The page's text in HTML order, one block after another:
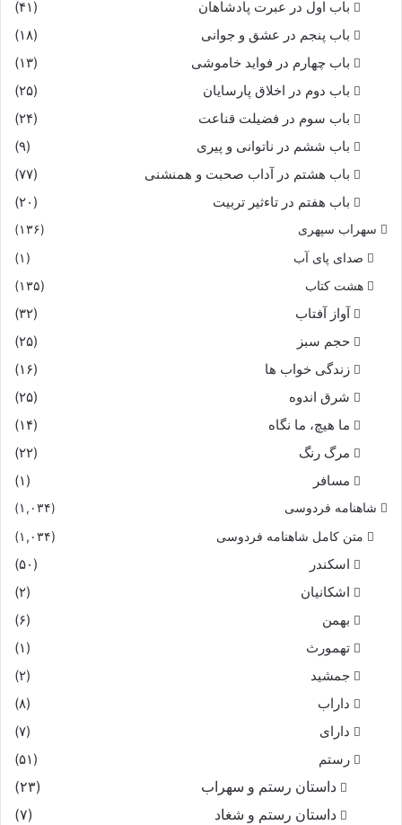
باب اول در عبرت پادشاهان
(۴۱)
باب پنجم در عشق و جوانى
(۱۸)
باب چهارم در فواید خاموشى
(۱۳)
باب دوم در اخلاق پارسایان
(۲۵)
باب سوم در فضیلت قناعت
(۲۴)
باب ششم در ناتوانى و پیرى
(۹)
باب هشتم در آداب صحبت و همنشنى
(۷۷)
باب هفتم در تاءثیر تربیت
(۲۰)
سهراب سپهری (۱۳۶)
صدای پای آب
(۱)
هشت کتاب
(۱۳۵)
آواز آفتاب
(۳۲)
حجم سبز
(۲۵)
زندگی خواب ها
(۱۶)
شرق اندوه
(۲۵)
ما هیچ، ما نگاه
(۱۴)
مرگ رنگ
(۲۲)
مسافر
(۱)
شاهنامه فردوسی (۱,۰۳۴)
متن کامل شاهنامه فردوسی (۱,۰۳۴)
اسکندر
(۵۰)
اشکانیان
(۲)
بهمن
(۶)
تهمورث
(۱)
جمشید
(۲)
داراب
(۸)
دارای
(۷)
رستم
(۵۱)
داستان رستم و سهراب
(۲۳)
داستان رستم و شغاد
(۷)